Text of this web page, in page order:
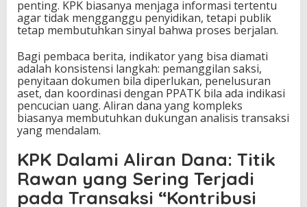
penting. KPK biasanya menjaga informasi tertentu
agar tidak mengganggu penyidikan, tetapi publik
tetap membutuhkan sinyal bahwa proses berjalan.
Bagi pembaca berita, indikator yang bisa diamati
adalah konsistensi langkah: pemanggilan saksi,
penyitaan dokumen bila diperlukan, penelusuran
aset, dan koordinasi dengan PPATK bila ada indikasi
pencucian uang. Aliran dana yang kompleks
biasanya membutuhkan dukungan analisis transaksi
yang mendalam.
KPK Dalami Aliran Dana: Titik
Rawan yang Sering Terjadi
pada Transaksi “Kontribusi